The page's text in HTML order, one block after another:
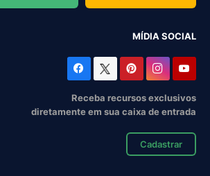
MÍDIA SOCIAL
Receba recursos exclusivos
diretamente em sua caixa de entrada
Cadastrar